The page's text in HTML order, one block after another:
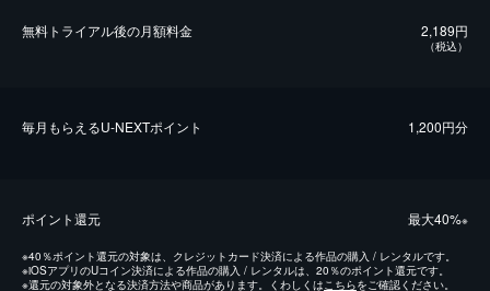
無料トライアル後の⽉額料金 2,189円
（税込）
毎⽉もらえるU-NEXTポイント 1,200円分
ポイント還元 最⼤40%※
※40％ポイント還元の対象は、クレジットカード決済による作品の購入 / レンタルです。
※iOSアプリのUコイン決済による作品の購入 / レンタルは、20％のポイント還元です。
※還元の対象外となる決済方法や商品があります。くわしくはこちらをご確認ください。